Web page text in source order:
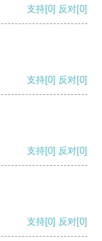
支持[0] 反对[0]
支持[0] 反对[0]
支持[0] 反对[0]
支持[0] 反对[0]